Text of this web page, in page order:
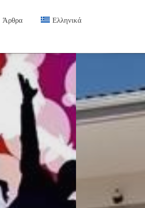
Άρθρα Ελληνικά